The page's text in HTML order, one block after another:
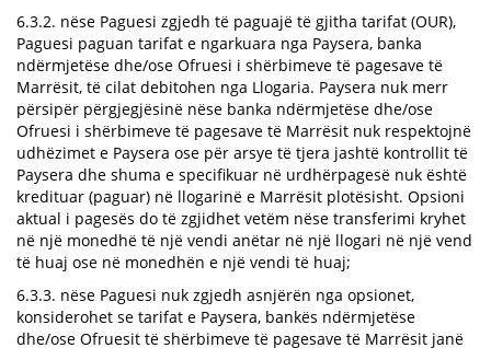
6.3.2. nëse Paguesi zgjedh të paguajë të gjitha tarifat (OUR),
Paguesi paguan tarifat e ngarkuara nga Paysera, banka
ndërmjetëse dhe/ose Ofruesi i shërbimeve të pagesave të
Marrësit, të cilat debitohen nga Llogaria. Paysera nuk merr
përsipër përgjegjësinë nëse banka ndërmjetëse dhe/ose
Ofruesi i shërbimeve të pagesave të Marrësit nuk respektojnë
udhëzimet e Paysera ose për arsye të tjera jashtë kontrollit të
Paysera dhe shuma e specifikuar në urdhërpagesë nuk është
kredituar (paguar) në llogarinë e Marrësit plotësisht. Opsioni
aktual i pagesës do të zgjidhet vetëm nëse transferimi kryhet
në një monedhë të një vendi anëtar në një llogari në një vend
të huaj ose në monedhën e një vendi të huaj;
6.3.3. nëse Paguesi nuk zgjedh asnjërën nga opsionet,
konsiderohet se tarifat e Paysera, bankës ndërmjetëse
dhe/ose Ofruesit të shërbimeve të pagesave të Marrësit janë